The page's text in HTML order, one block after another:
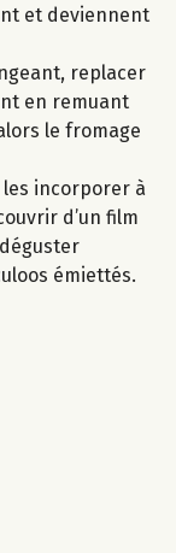
et deviennent
replacer
en remuant
le fromage
incorporer à
d’un film
émiettés.